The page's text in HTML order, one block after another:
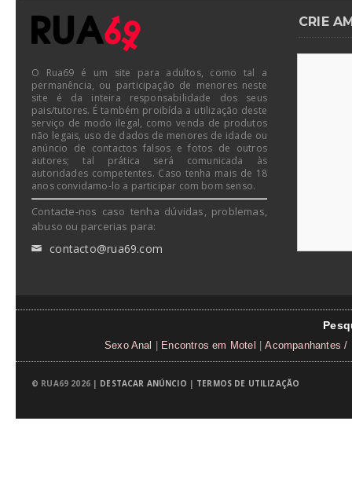
O Rua69 é um site para adultos, como tal a
permanência, ou participação de menores neste
site é da inteira responsabilidade dos seus
pais/tutores. É também proibída a utilização deste
serviço de modo ilegal, como venda de produtos
não legais, uso de dados de menores de idade ou
anúncio de contactos falsos e fotos de outros
autores; tal prática será comunicada às
autoridades competentes. Caso tenha mais de 18
anos convidamo-lo a participar com bom senso.
Contacte-nos caso tenha dúvidas, problemas,
abuso ou parcerias para:
✉ contacto@rua69.com
CRIE
Sexo Anal Encontros em Motel Acompanhantes /
© RUA69 2026 | DESTACAR ANÚNCIO | TERMOS DE UTILIZAÇÃO